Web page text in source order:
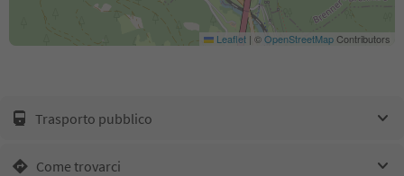
Leaflet | ©OpenStreetMapContributors
Trasporto pubblico
Come trovarci